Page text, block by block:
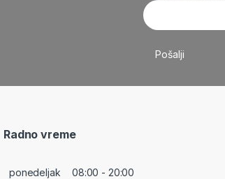
Radno vreme
ponedeljak 08:00 - 20:00